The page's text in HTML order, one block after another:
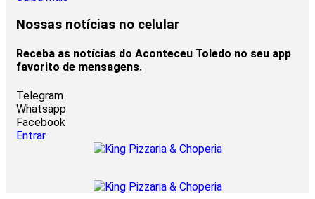
Nossas notícias no celular
Receba as notícias do Aconteceu Toledo no seu app
favorito de mensagens.
Telegram
Whatsapp
Facebook
Entrar